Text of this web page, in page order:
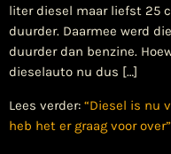
liter diesel maar liefst 25
duurder. Daarmee werd
duurder dan benzine.
dieselauto nu dus […]
Lees verder: “Diesel is nu
heb het er graag voor over”